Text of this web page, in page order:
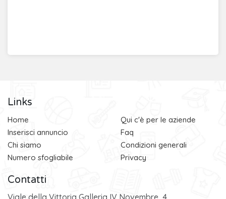
Links
Home
Inserisci annuncio
Chi siamo
Numero sfogliabile
Qui c'è per le aziende
Faq
Condizioni generali
Privacy
Contatti